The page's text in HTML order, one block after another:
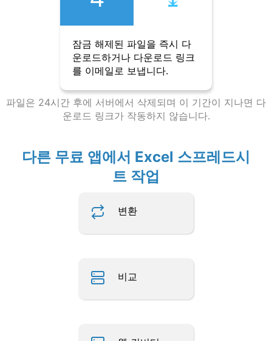
잠금 해제된 파일을 즉시 다
운로드하거나 다운로드 링크
를 이메일로 보냅니다.
파일은 24시간 후에 서버에서 삭제되며 이 기간이 지나면 다
운로드 링크가 작동하지 않습니다.
다른 무료 앱에서 Excel 스프레드시
트 작업
변환
비교